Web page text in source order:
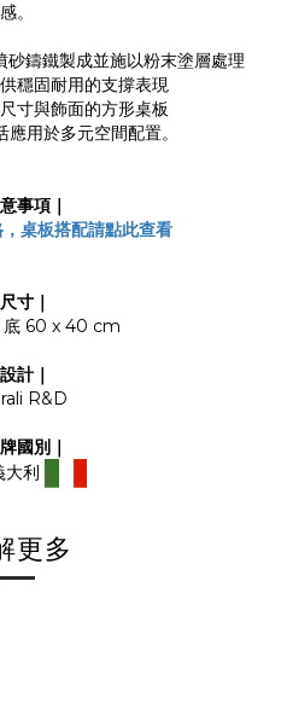
感。
鑄鐵製成並施以粉末塗層處理
穩固耐用的支撐表現
寸與飾面的方形桌板
用於多元空間配置。
事項｜
桌板搭配請點此查看
尺寸｜
60 x 40 cm
設計｜
R&D
國別｜
利
更多